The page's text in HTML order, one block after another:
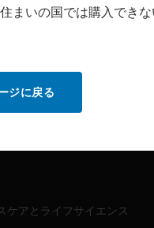
クティビティ
クティビティ
ケアとライフサイエンス
まいの国では購入でき
ジに戻る